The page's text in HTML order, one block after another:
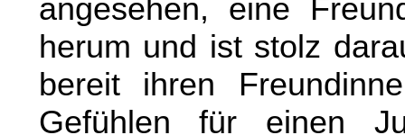
angesehen, eine
herum und ist stolz
bereit ihren
Gefühlen für einen